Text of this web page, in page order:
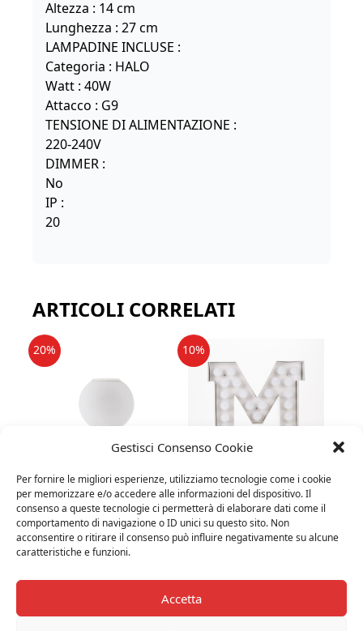
Gestisci Consenso Cookie
Per fornire le migliori esperienze, utilizziamo tecnologie come i cookie
per memorizzare e/o accedere alle informazioni del dispositivo. Il
consenso a queste tecnologie ci permetterà di elaborare dati come il
comportamento di navigazione o ID unici su questo sito. Non
acconsentire o ritirare il consenso può influire negativamente su alcune
caratteristiche e funzioni.
Accetta
Altezza : 14 cm
Lunghezza : 27 cm
LAMPADINE INCLUSE :
Categoria : HALO
Watt : 40W
Attacco : G9
TENSIONE DI ALIMENTAZIONE :
220-240V
DIMMER :
No
IP :
20
ARTICOLI CORRELATI
20%
ARTEMIDE - DIOSCURI 14
CEILING /WALL
€165,00 € 132,00
10%
SELETTI - VEGAZ LETTERA IN
METALLO M
€475,00 € 427,00
20%